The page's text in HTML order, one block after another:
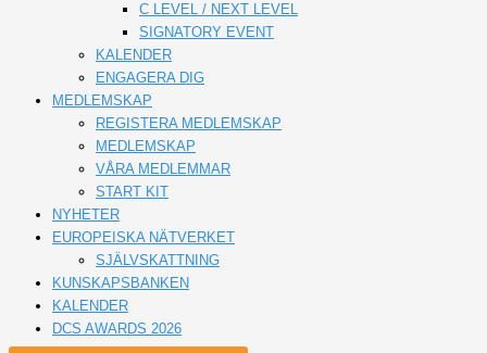
C LEVEL / NEXT LEVEL
SIGNATORY EVENT
KALENDER
ENGAGERA DIG
MEDLEMSKAP
REGISTERA MEDLEMSKAP
MEDLEMSKAP
VÅRA MEDLEMMAR
START KIT
NYHETER
EUROPEISKA NÄTVERKET
SJÄLVSKATTNING
KUNSKAPSBANKEN
KALENDER
DCS AWARDS 2026